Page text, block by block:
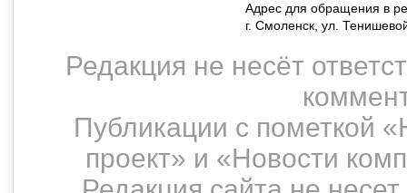
Адрес для обращения в
г. Смоленск, ул.
Редакция не несёт
Публикации с пометкой
проект» и «Новости